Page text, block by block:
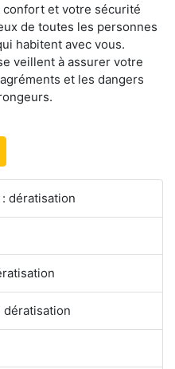
confort et votre sécurité
de toutes les personnes
habitent avec vous.
veillent à assurer votre
et les dangers
dératisation
dératisation